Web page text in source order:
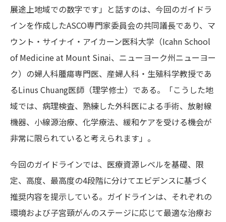
展途上地域での数字です」と話すのは、今回のガイドラ
インを作成したASCO専門家委員会の共同議長であり、マ
ウント・サイナイ・アイカーン医科大学（Icahn School
of Medicine at Mount Sinai、ニューヨーク州ニューヨー
ク）の婦人科腫瘍専門医、産婦人科・生殖科学教授であ
るLinus Chuang医師（理学修士）である。「こうした地
域では、病理検査、熟練した外科医による手術、放射線
機器、小線源治療、化学療法、緩和ケアを受ける機会が
非常に限られていると考えられます」。
今回のガイドラインでは、医療資源レベルを基礎、限
定、高度、最高度の4段階に分けてエビデンスに基づく
推奨内容を提示している。ガイドラインは、それぞれの
環境および子宮頸がんのステージに応じて最適な治療お